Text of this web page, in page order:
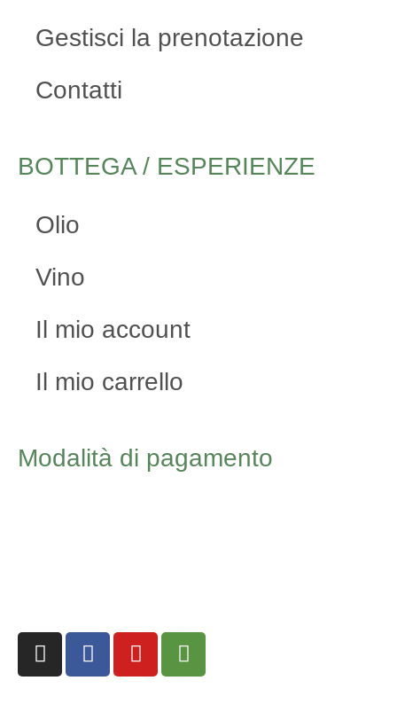
Gestisci la prenotazione
Contatti
BOTTEGA / ESPERIENZE
Olio
Vino
Il mio account
Il mio carrello
Modalità di pagamento